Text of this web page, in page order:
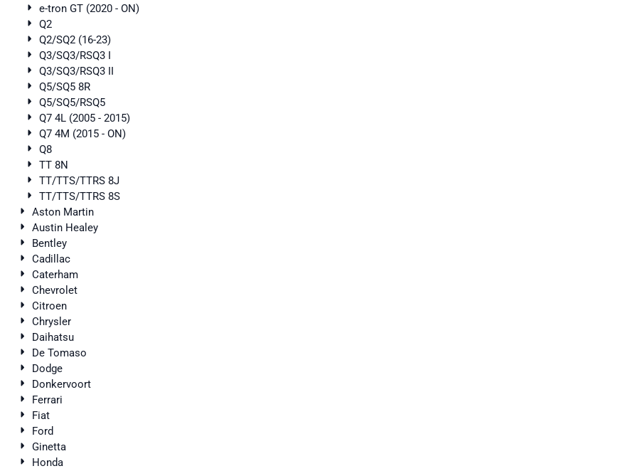
e-tron GT (2020 - ON)
Q2
Q2/SQ2 (16-23)
Q3/SQ3/RSQ3 I
Q3/SQ3/RSQ3 II
Q5/SQ5 8R
Q5/SQ5/RSQ5
Q7 4L (2005 - 2015)
Q7 4M (2015 - ON)
Q8
TT 8N
TT/TTS/TTRS 8J
TT/TTS/TTRS 8S
Aston Martin
Austin Healey
Bentley
Cadillac
Caterham
Chevrolet
Citroen
Chrysler
Daihatsu
De Tomaso
Dodge
Donkervoort
Ferrari
Fiat
Ford
Ginetta
Honda